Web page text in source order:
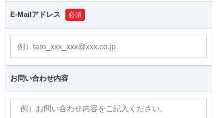
E-Mailアドレス 必須
お問い合わせ内容